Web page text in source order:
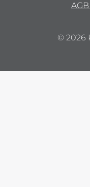
© 2026